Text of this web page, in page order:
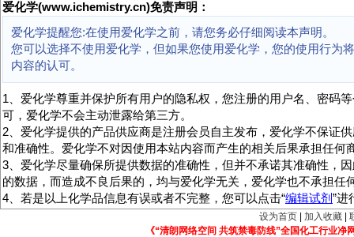
爱化学(www.ichemistry.cn)免责声明：
爱化学提醒您:在使用爱化学之前，请您务必仔细阅读本声明。
您可以选择不使用爱化学，但如果您使用爱化学，您的使用行为
内容的认可。
1、爱化学尊重并保护所有用户的隐私权，您注册的用户名、密码
可，爱化学不会主动泄露给第三方。
2、爱化学提供的产品供应商是注册会员自主发布，爱化学不保证
和准确性。爱化学不对因使用本站内容而产生的相关后果承担任何
3、爱化学尽量确保所提供数据的准确性，但并不承诺其准确性，
的数据，而造成不良后果的，均与爱化学无关，爱化学也不承担任
4、若是以上化学品信息有误或者不完整，您可以点击“编辑试剂”进
设为首页 加入收藏
《“清朗网络空间 共筑禁毒防线”全国化工行业净